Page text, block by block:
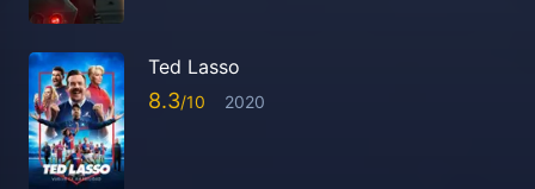
Ted Lasso
8.3 2020